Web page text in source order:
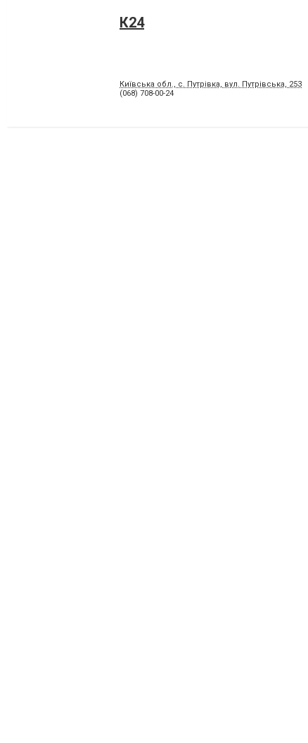
К24
Київська обл., с. Путрівка, вул. Путрівська, 253
(068) 708-00-24